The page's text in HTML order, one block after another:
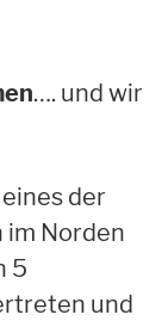
…. und wir
der
Norden
5
und